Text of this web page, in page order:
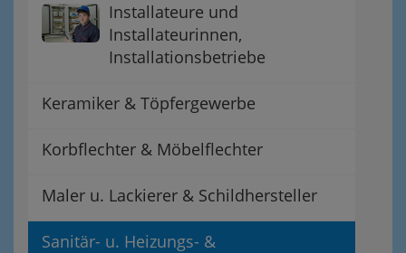
Installateure und
Installateurinnen,
Installationsbetriebe
Keramiker & Töpfergewerbe
Korbflechter & Möbelflechter
Maler u. Lackierer & Schildhersteller
Sanitär- u. Heizungs- &